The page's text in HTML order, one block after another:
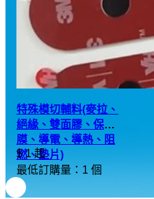
特殊模切輔料(麥拉、
絕緣、雙面膠、保護
膜、導電、導熱、阻
燃、墊片)
$ 1 起
最低訂購量：1 個